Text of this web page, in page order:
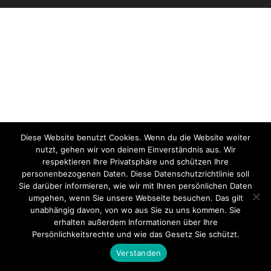
Diese Website benutzt Cookies. Wenn du die Website weiter
nutzt, gehen wir von deinem Einverständnis aus. Wir
respektieren Ihre Privatsphäre und schützen Ihre
personenbezogenen Daten. Diese Datenschutzrichtlinie soll
Sie darüber informieren, wie wir mit Ihren persönlichen Daten
umgehen, wenn Sie unsere Webseite besuchen. Das gilt
unabhängig davon, von wo aus Sie zu uns kommen. Sie
erhalten außerdem Informationen über Ihre
Persönlichkeitsrechte und wie das Gesetz Sie schützt.
Verstanden